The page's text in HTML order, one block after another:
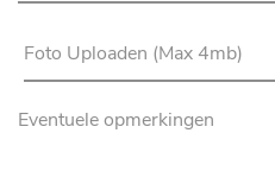
Foto Uploaden (Max 4mb)